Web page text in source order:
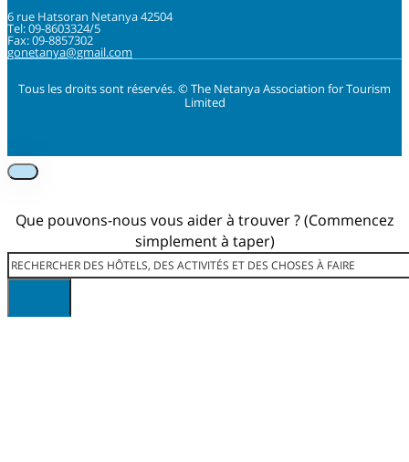
6 rue Hatsoran Netanya 42504
Tel: 09-8603324/5
Fax: 09-8857302
gonetanya@gmail.com
Tous les droits sont réservés. © The Netanya Association for Tourism
Limited
Que pouvons-nous vous aider à trouver ? (Commencez
simplement à taper)
Rechercher